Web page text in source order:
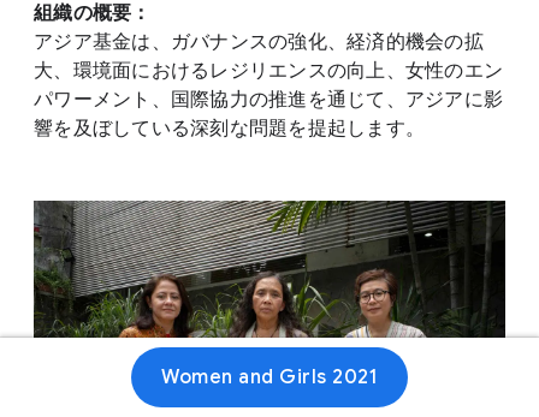
組織の概要：
アジア基金は、ガバナンスの強化、経済的機会の拡
大、環境面におけるレジリエンスの向上、女性のエン
パワーメント、国際協力の推進を通じて、アジアに影
響を及ぼしている深刻な問題を提起します。
Women and Girls 2021